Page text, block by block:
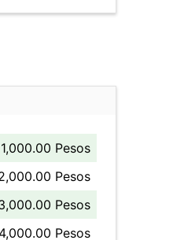
Pesos
Pesos
Pesos
Pesos